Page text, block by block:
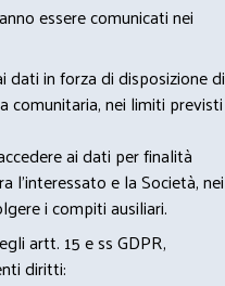
essere comunicati nei
in forza di disposizione di
comunitaria, nei limiti previsti
ai dati per finalità
l’interessato e la Società, nei
i compiti ausiliari.
artt. 15 e ss GDPR,
diritti: